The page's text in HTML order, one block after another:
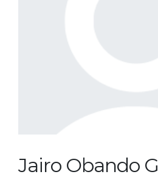
Jairo Obando